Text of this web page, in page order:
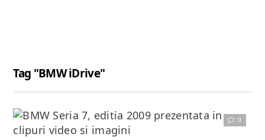
Tag "BMW iDrive"
0
Citește articolul complet